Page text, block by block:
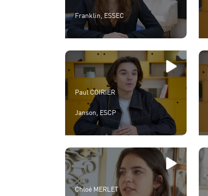
Franklin, ESSEC
Paul COIRIER
Janson, ESCP
Chloé MERLET